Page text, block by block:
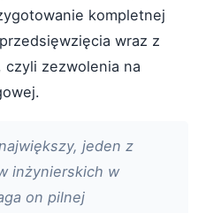
kompletnej
wraz z
czyli zezwolenia na
jeden z
inżynierskich w
on pilnej